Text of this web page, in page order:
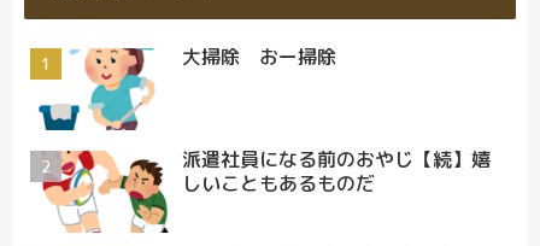
大掃除 おー掃除
派遣社員になる前のおやじ【続】嬉
しいこともあるものだ